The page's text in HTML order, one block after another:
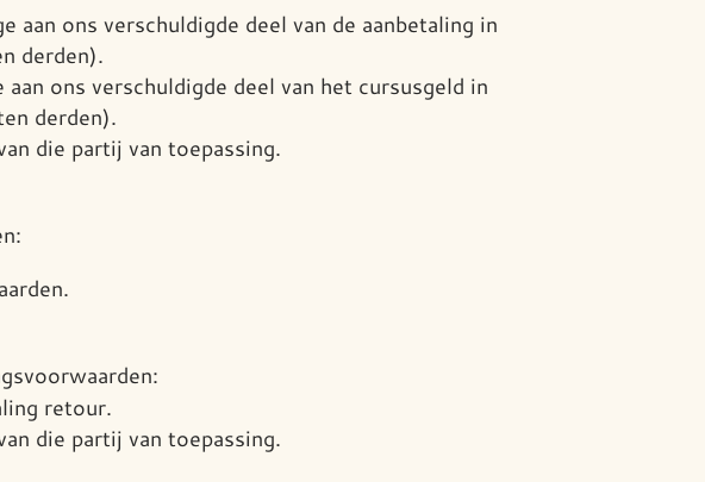
ons verschuldigde deel van de aanbetaling in
derden).
ons verschuldigde deel van het cursusgeld in
derden).
die partij van toepassing.
retour.
die partij van toepassing.